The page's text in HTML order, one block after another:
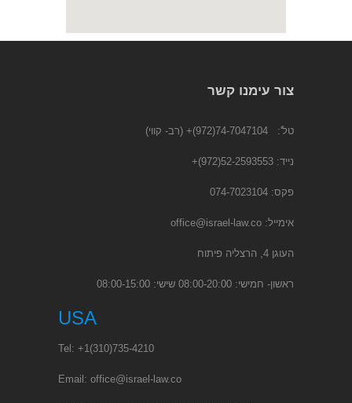
צור עימנו קשר
טל': 74-7047104(972)+ (רב- קווי)
נייד: 52-2593553(972)
+
פקס: 074-7023104
אימייל: office@israel-law.co
העוגן 4, הרצליה פיתוח
ראשון- חמישי: 08:00-20:00 שישי: 08:00-15:00
USA
Tel: +1(310)735-4210
Email: office@israel-law.co